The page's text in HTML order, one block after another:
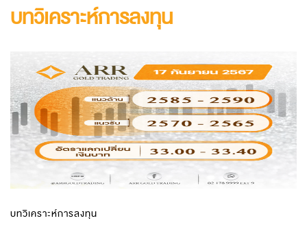
บทวิเคราะห์การลงทุน
บทวิเคราะห์การลงทุน